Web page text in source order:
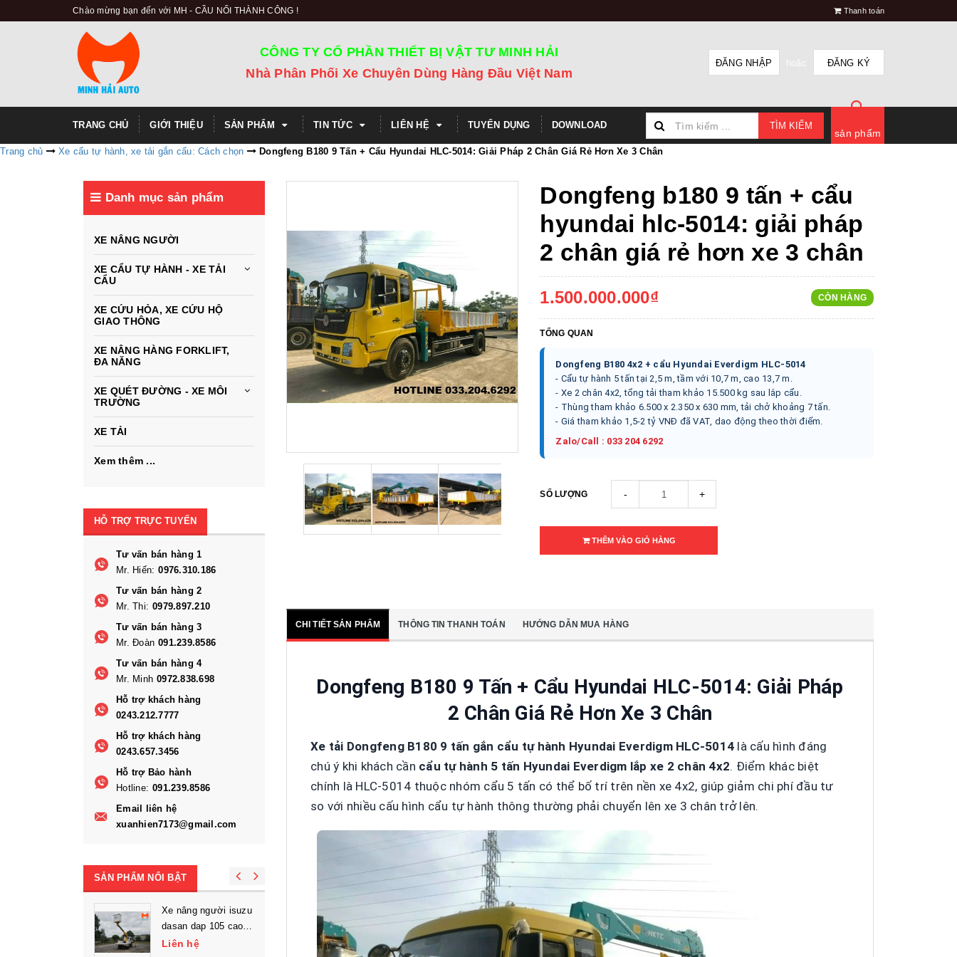
Chào mừng bạn đến với MH - CẦU NỐI THÀNH CÔNG ! Thanh toán
CÔNG TY CỔ PHẦN THIẾT BỊ VẬT TƯ MINH HẢI
Nhà Phân Phối Xe Chuyên Dùng Hàng Đầu Việt Nam
ĐĂNG NHẬP hoặc ĐĂNG KÝ
TRANG CHỦ GIỚI THIỆU SẢN PHẨM TIN TỨC LIÊN HỆ TUYỂN DỤNG DOWNLOAD TÌM KIẾM
sản phẩm
Trang chủ Xe cẩu tự hành, xe tải gắn cẩu: Cách chọn Dongfeng B180 9 Tấn + Cẩu Hyundai HLC-5014: Giải Pháp 2 Chân Giá Rẻ Hơn Xe 3 Chân
Dongfeng b180 9 tấn + cẩu
hyundai hlc-5014: giải pháp
2 chân giá rẻ hơn xe 3 chân
1.500.000.000₫ CÒN HÀNG
TỔNG QUAN
Dongfeng B180 4x2 + cẩu Hyundai Everdigm HLC-5014
- Cẩu tự hành 5 tấn tại 2,5 m, tầm với 10,7 m, cao 13,7 m.
- Xe 2 chân 4x2, tổng tải tham khảo 15.500 kg sau lắp cẩu.
- Thùng tham khảo 6.500 x 2.350 x 630 mm, tải chở khoảng 7 tấn.
- Giá tham khảo 1,5-2 tỷ VNĐ đã VAT, dao động theo thời điểm.
Zalo/Call : 033 204 6292
SỐ LƯỢNG - +
THÊM VÀO GIỎ HÀNG
CHI TIẾT SẢN PHẨM THÔNG TIN THANH TOÁN HƯỚNG DẪN MUA HÀNG
Dongfeng B180 9 Tấn + Cẩu Hyundai HLC-5014: Giải Pháp
2 Chân Giá Rẻ Hơn Xe 3 Chân
Xe tải Dongfeng B180 9 tấn gắn cẩu tự hành Hyundai Everdigm HLC-5014 là cấu hình đáng
chú ý khi khách cần cẩu tự hành 5 tấn Hyundai Everdigm lắp xe 2 chân 4x2. Điểm khác biệt
chính là HLC-5014 thuộc nhóm cẩu 5 tấn có thể bố trí trên nền xe 4x2, giúp giảm chi phí đầu tư
so với nhiều cấu hình cẩu tự hành thông thường phải chuyển lên xe 3 chân trở lên.
Danh mục sản phẩm
XE NÂNG NGƯỜI
XE CẨU TỰ HÀNH - XE TẢI
CẨU
XE CỨU HỎA, XE CỨU HỘ
GIAO THÔNG
XE NÂNG HÀNG FORKLIFT,
ĐA NĂNG
XE QUÉT ĐƯỜNG - XE MÔI
TRƯỜNG
XE TẢI
Xem thêm ...
HỖ TRỢ TRỰC TUYẾN
Tư vấn bán hàng 1
Mr. Hiến: 0976.310.186
Tư vấn bán hàng 2
Mr. Thi: 0979.897.210
Tư vấn bán hàng 3
Mr. Đoàn 091.239.8586
Tư vấn bán hàng 4
Mr. Minh 0972.838.698
Hỗ trợ khách hàng
0243.212.7777
Hỗ trợ khách hàng
0243.657.3456
Hỗ trợ Bảo hành
Hotline: 091.239.8586
Email liên hệ
xuanhien7173@gmail.com
SẢN PHẨM NỔI BẬT
Xe nâng người isuzu
dasan dap 105 cao
làm việc 10.5m
Liên hệ
So sánh hd320 gắn
cẩu everdigm 12 tấn
và 15 tấn
Liên hệ